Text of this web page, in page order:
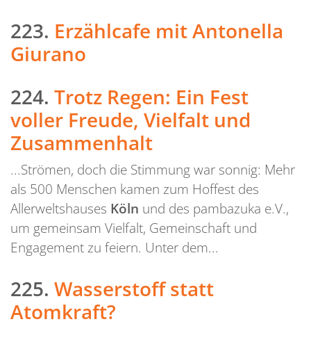
223. Erzählcafe mit Antonella
Giurano
224. Trotz Regen: Ein Fest
voller Freude, Vielfalt und
Zusammenhalt
...Strömen, doch die Stimmung war sonnig: Mehr
als 500 Menschen kamen zum Hoffest des
Allerweltshauses Köln und des pambazuka e.V.,
um gemeinsam Vielfalt, Gemeinschaft und
Engagement zu feiern. Unter dem...
225. Wasserstoff statt
Atomkraft?